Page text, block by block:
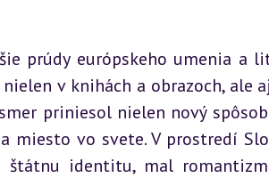
prúdy európskeho umenia a
v knihách a obrazoch, ale
priniesol nielen nový
vo svete. V prostredí
identitu, mal